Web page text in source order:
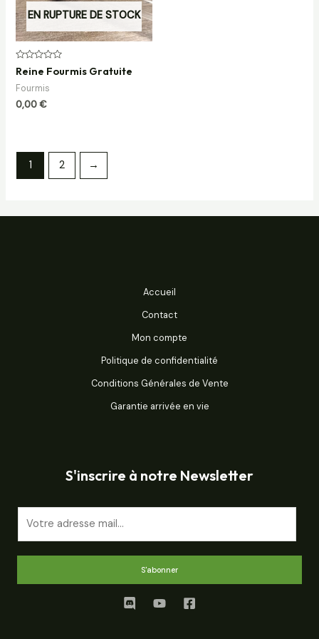
EN RUPTURE DE STOCK
Note
0
sur
5
Reine Fourmis Gratuite
Fourmis
0,00€
1 2 →
Accueil
Contact
Mon compte
Politique de confidentialité
Conditions Générales de Vente
Garantie arrivée en vie
S'inscrire à notre Newsletter
l
S'abonner